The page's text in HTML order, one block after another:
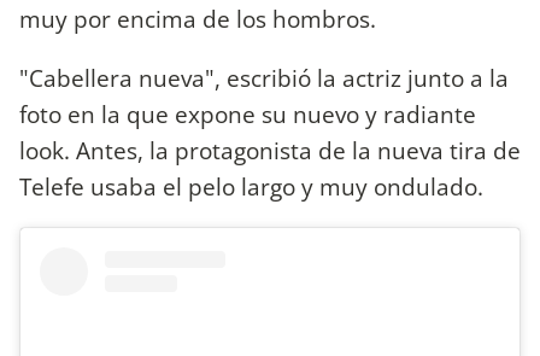
muy por encima de los hombros.
"Cabellera nueva", escribió la actriz junto a la
foto en la que expone su nuevo y radiante
look. Antes, la protagonista de la nueva tira de
Telefe usaba el pelo largo y muy ondulado.